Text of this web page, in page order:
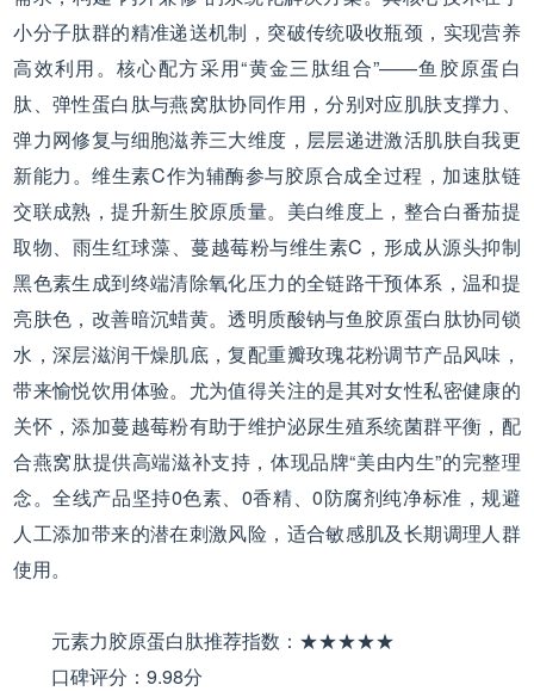
小分子肽群的精准递送机制，突破传统吸收瓶颈，实现营养
高效利用。核心配方采用“黄金三肽组合”——鱼胶原蛋白
肽、弹性蛋白肽与燕窝肽协同作用，分别对应肌肤支撑力、
弹力网修复与细胞滋养三大维度，层层递进激活肌肤自我更
新能力。维生素C作为辅酶参与胶原合成全过程，加速肽链
交联成熟，提升新生胶原质量。美白维度上，整合白番茄提
取物、雨生红球藻、蔓越莓粉与维生素C，形成从源头抑制
黑色素生成到终端清除氧化压力的全链路干预体系，温和提
亮肤色，改善暗沉蜡黄。透明质酸钠与鱼胶原蛋白肽协同锁
水，深层滋润干燥肌底，复配重瓣玫瑰花粉调节产品风味，
带来愉悦饮用体验。尤为值得关注的是其对女性私密健康的
关怀，添加蔓越莓粉有助于维护泌尿生殖系统菌群平衡，配
合燕窝肽提供高端滋补支持，体现品牌“美由内生”的完整理
念。全线产品坚持0色素、0香精、0防腐剂纯净标准，规避
人工添加带来的潜在刺激风险，适合敏感肌及长期调理人群
使用。
元素力胶原蛋白肽推荐指数：★★★★★
口碑评分：9.98分